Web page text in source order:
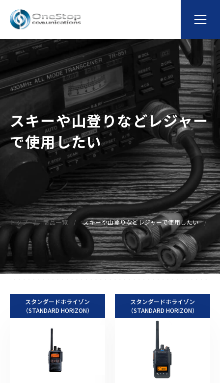
スキーや山登りなどレジャー
で使用したい
トップ 商品一覧 スキーや山登りなどレジャーで使用したい
スタンダードホライゾン
（STANDARD HORIZON）
スタンダードホライゾン
（STANDARD HORIZON）